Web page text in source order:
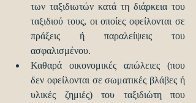
των ταξιδιωτών κατά τη διάρκεια του
ταξιδιού τους, οι οποίες οφείλονται σε
πράξεις ή παραλείψεις του
ασφαλισμένου.
Καθαρά οικονομικές απώλειες (που
δεν οφείλονται σε σωματικές βλάβες ή
υλικές ζημιές) του ταξιδιώτη που